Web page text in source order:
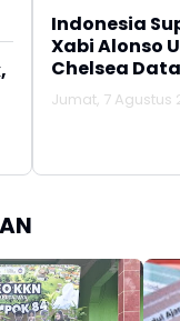
Indonesia
Xabi Alonso
Chelsea
Jumat, 7 Agustus